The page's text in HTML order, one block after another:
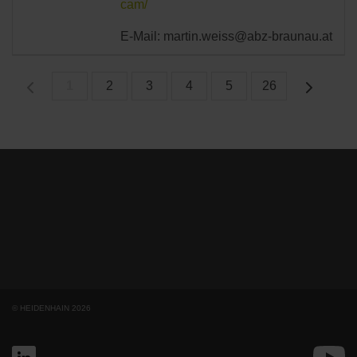
cam/
E-Mail: martin.weiss@abz-braunau.at
2 3 4 5 26
© HEIDENHAIN 2026